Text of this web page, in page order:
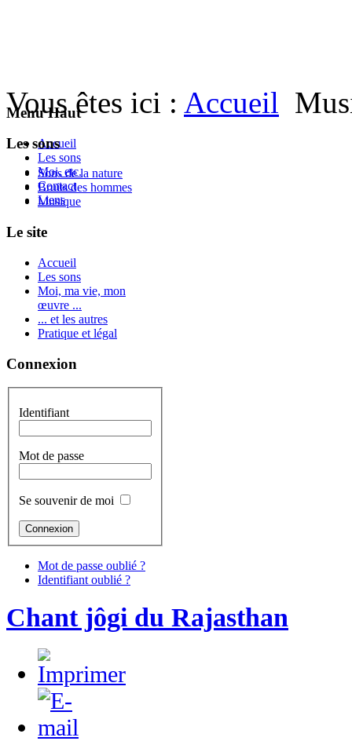
Menu Haut
Accueil
Les sons
Moi, etc.
Contact
Liens
Vous êtes ici : Accueil
Les sons
Sons de la nature
Bruits des hommes
Musique
Le site
Accueil
Les sons
Moi, ma vie, mon
œuvre ...
... et les autres
Pratique et légal
Connexion
Identifiant
Mot de passe
Se souvenir de moi
Mot de passe oublié ?
Identifiant oublié ?
Chant jôgi du Rajasthan